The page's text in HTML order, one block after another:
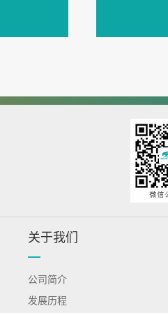
关于我们
公司简介
发展历程